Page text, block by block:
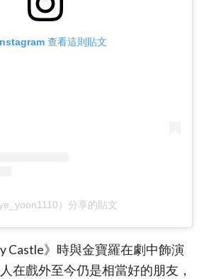
查看這則貼文
）分享的貼文
Castle》時與金寶羅在劇中飾演
在戲外至今仍是相當好的朋友，